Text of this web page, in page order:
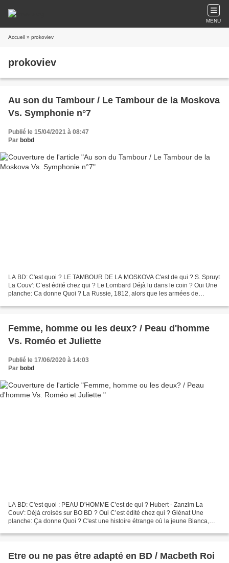
MENU
Accueil » prokoviev
prokoviev
Au son du Tambour / Le Tambour de la Moskova
Vs. Symphonie n°7
Publié le 15/04/2021 à 08:47
Par bobd
LA BD: C'est quoi ? LE TAMBOUR DE LA MOSKOVA C'est de qui ? S. Spruyt
La Couv': C’est édité chez qui ? Le Lombard Déjà lu dans le coin ? Oui Une
planche: Ca donne Quoi ? La Russie, 1812, alors que les armées de
Femme, homme ou les deux? / Peau d'homme
Vs. Roméo et Juliette
Publié le 17/06/2020 à 14:03
Par bobd
LA BD: C'est quoi : PEAU D'HOMME C'est de qui ? Hubert - Zanzim La
Couv': Déjà croisés sur BO BD ? Oui C’est édité chez qui ? Glénat Une
planche: Ça donne Quoi ? C'est une histoire étrange où la jeune Bianca,
Etre ou ne pas être adapté en BD / Macbeth Roi